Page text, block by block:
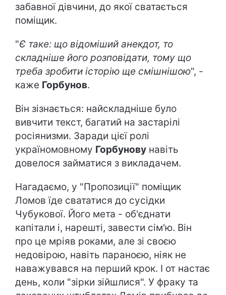
забавної дівчини, до якої сватається
поміщик.
"Є таке: що відоміший анекдот, то
складніше його розповідати, тому що
треба зробити історію ще смішнішою", -
каже Горбунов.
Він зізнається: найскладніше було
вивчити текст, багатий на застарілі
росіянизми. Заради цієї ролі
україномовному Горбунову навіть
довелося займатися з викладачем.
Нагадаємо, у "Пропозиції" поміщик
Ломов їде свататися до сусідки
Чубукової. Його мета - об'єднати
капітали і, нарешті, завести сім'ю. Він
про це мріяв роками, але зі своєю
недовірою, навіть параноєю, ніяк не
наважувався на перший крок. І от настає
день, коли "зірки зійшлися". У фраку та